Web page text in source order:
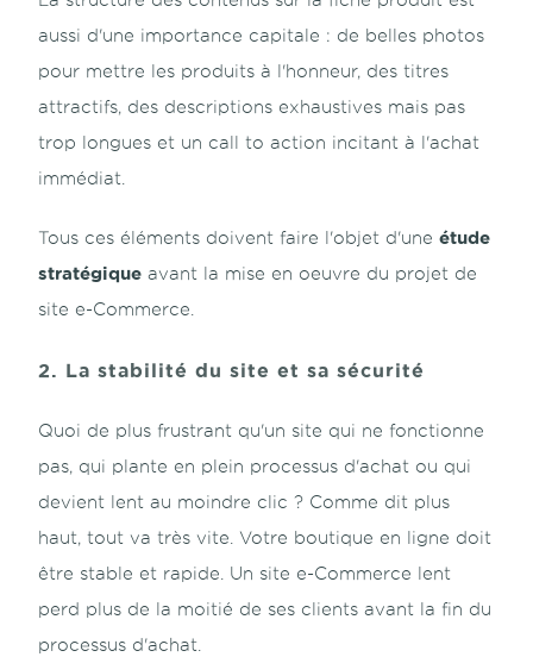
aussi d'une importance capitale : de belles photos
pour mettre les produits à l'honneur, des titres
attractifs, des descriptions exhaustives mais pas
trop longues et un call to action incitant à l'achat
immédiat.
Tous ces éléments doivent faire l'objet d'une étude
stratégique avant la mise en oeuvre du projet de
site e-Commerce.
2. La stabilité du site et sa sécurité
Quoi de plus frustrant qu'un site qui ne fonctionne
pas, qui plante en plein processus d'achat ou qui
devient lent au moindre clic ? Comme dit plus
haut, tout va très vite. Votre boutique en ligne doit
être stable et rapide. Un site e-Commerce lent
perd plus de la moitié de ses clients avant la fin du
processus d'achat.